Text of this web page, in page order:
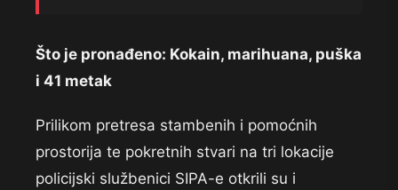
Što je pronađeno: Kokain, marihuana, puška
i 41 metak
Prilikom pretresa stambenih i pomoćnih
prostorija te pokretnih stvari na tri lokacije
policijski službenici SIPA-e otkrili su i